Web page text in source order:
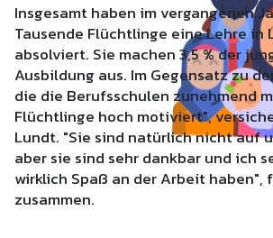
Insgesamt haben im vergangenen
Tausende Flüchtlinge eine Lehre in
absolviert. Sie machen 3,5 % der
Ausbildung aus. Im Gegensatz zu
die die Berufsschulen zunehmend
Flüchtlinge hoch motiviert",
Lundt. "Sie sind natürlich nicht auf
aber sie sind sehr dankbar und ich
wirklich Spaß an der Arbeit haben",
zusammen.